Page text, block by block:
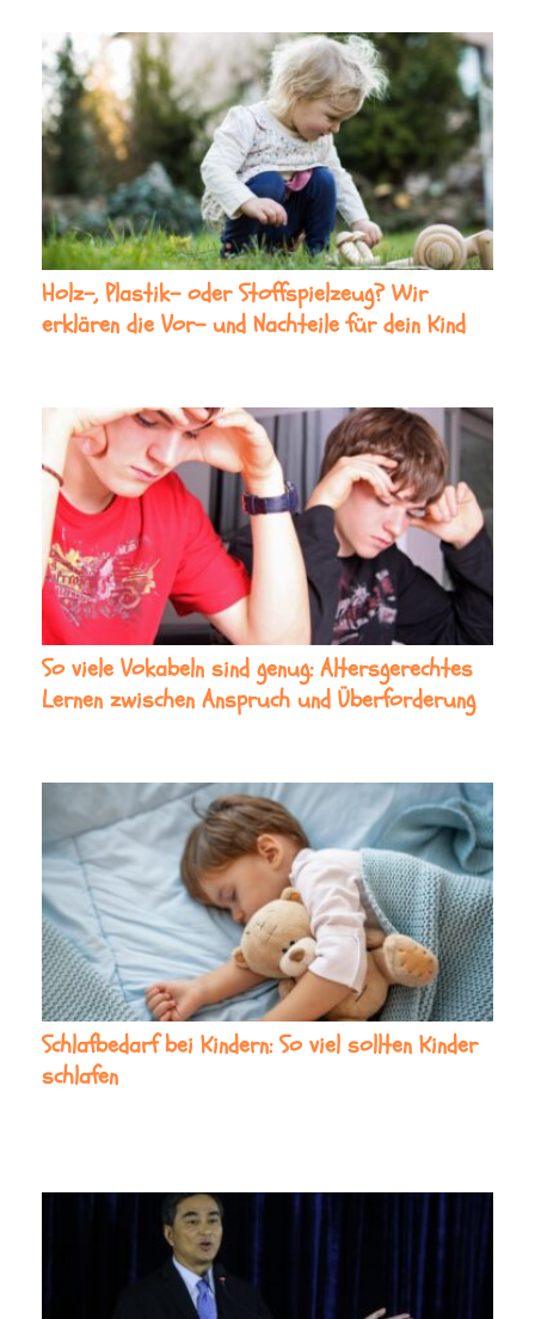
Holz-, Plastik- oder Stoffspielzeug? Wir
erklären die Vor- und Nachteile für dein Kind
So viele Vokabeln sind genug: Altersgerechtes
Lernen zwischen Anspruch und Überforderung
Schlafbedarf bei Kindern: So viel sollten Kinder
schlafen